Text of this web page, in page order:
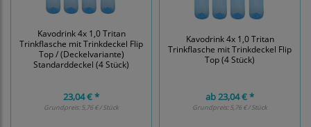
Kavodrink 4x 1,0 Tritan
Trinkflasche mit Trinkdeckel Flip
Top / (Deckelvariante)
Standarddeckel (4 Stück)
23,04 € *
Grundpreis:5,76 € / Stück
Kavodrink 4x 1,0 Tritan
Trinkflasche mit Trinkdeckel Flip
Top (4 Stück)
ab23,04 € *
Grundpreis:5,76 € / Stück